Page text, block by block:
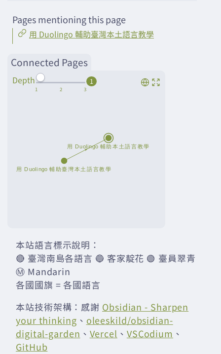
Connected Pages
Depth 1
Pages mentioning this page
用 Duolingo 輔助臺灣本土語言教學
本站語言標示說明：
🔴 臺灣南島各語言 🔵 客家靛花 🟢 臺員翠青
Ⓜ️ Mandarin
各國國旗 = 各國語言
本站技術架構：感謝 Obsidian - Sharpen
your thinking 、 oleeskild/obsidian-
digital-garden 、 Vercel 、 VSCodium 、
GitHub